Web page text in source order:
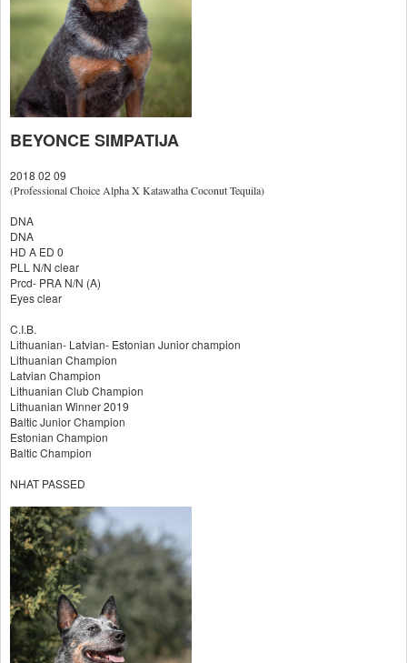
BEYONCE SIMPATIJA
2018 02 09
(Professional Choice Alpha X Katawatha Coconut Tequila)
DNA
DNA
HD A ED 0
PLL N/N clear
Prcd- PRA N/N (A)
Eyes clear
C.I.B.
Lithuanian- Latvian- Estonian Junior champion
Lithuanian Champion
Latvian Champion
Lithuanian Club Champion
Lithuanian Winner 2019
Baltic Junior Champion
Estonian Champion
Baltic Champion
NHAT PASSED